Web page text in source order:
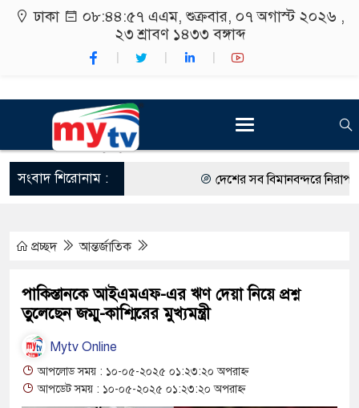
ঢাকা ০৮:৪৪:৫৮ এএম, শুক্রবার, ০৭ অগাস্ট ২০২৬ ,
২৩ শ্রাবণ ১৪৩৩ বঙ্গাব্দ
সংবাদ শিরোনাম : দেশের সব বিমানবন্দরে নিরাপত্তা
কর্মসূচীর শুভসূচনা।
বিভিন্ন বিশ্ববিদ্যালয়ের
থাকায় বিক্রিতে নিষেধাজ্ঞা
প্রচ্ছদ আন্তর্জাতিক
পাকিস্তানকে আইএমএফ-এর ঋণ দেয়া নিয়ে প্রশ্ন
তুলেছেন জম্মু-কাশ্মিরের মুখ্যমন্ত্রী
Mytv Online
আপলোড সময় : ১০-০৫-২০২৫ ০১:২৩:২০ অপরাহ্ন
আপডেট সময় : ১০-০৫-২০২৫ ০১:২৩:২০ অপরাহ্ন